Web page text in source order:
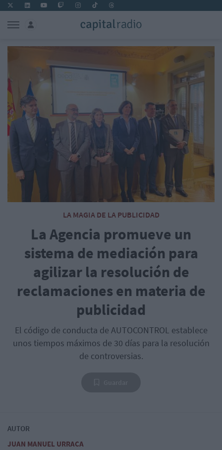
LA MAGIA DE LA PUBLICIDAD
La Agencia promueve un
sistema de mediación para
agilizar la resolución de
reclamaciones en materia de
publicidad
El código de conducta de AUTOCONTROL establece
unos tiempos máximos de 30 días para la resolución
de controversias.
AUTOR
JUAN MANUEL URRACA